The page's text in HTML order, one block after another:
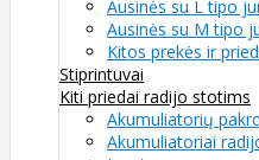
Ausinės su L tipo
Ausinės su M tipo
Kitos prekės ir
Stiprintuvai
Kiti priedai radijo stotims
Akumuliatorių
Akumuliatoriai